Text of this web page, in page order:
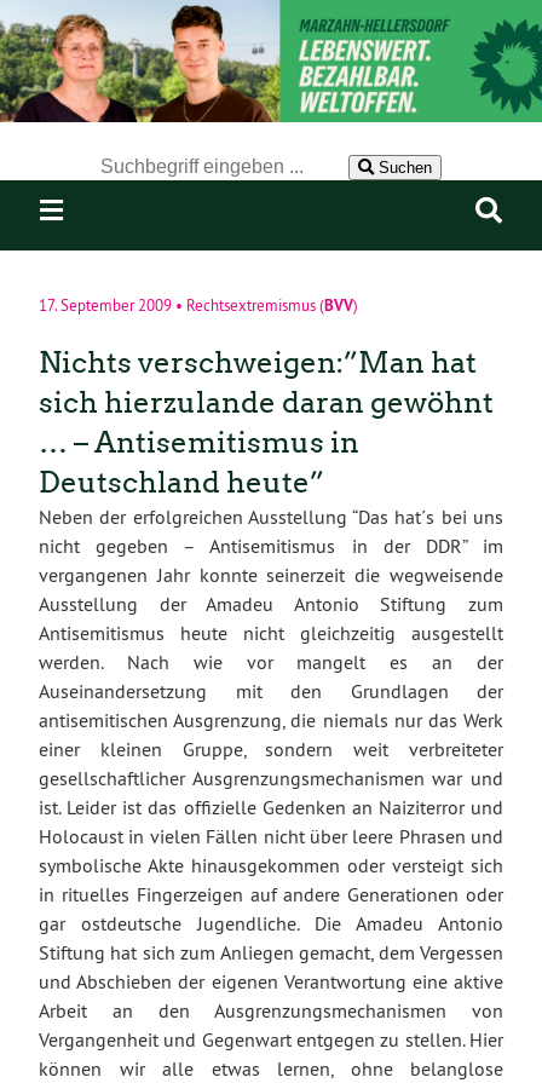
Suchen
17. September 2009 • Rechtsextremismus(BVV)
Nichts verschweigen:”Man hat
sich hierzulande daran gewöhnt
… – Antisemitismus in
Deutschland heute”
Neben der erfolgreichen Ausstellung “Das hat´s bei uns
nicht gegeben – Antisemitismus in der DDR” im
vergangenen Jahr konnte seinerzeit die wegweisende
Ausstellung der Amadeu Antonio Stiftung zum
Antisemitismus heute nicht gleichzeitig ausgestellt
werden. Nach wie vor mangelt es an der
Auseinandersetzung mit den Grundlagen der
antisemitischen Ausgrenzung, die niemals nur das Werk
einer kleinen Gruppe, sondern weit verbreiteter
gesellschaftlicher Ausgrenzungsmechanismen war und
ist. Leider ist das offizielle Gedenken an Naiziterror und
Holocaust in vielen Fällen nicht über leere Phrasen und
symbolische Akte hinausgekommen oder versteigt sich
in rituelles Fingerzeigen auf andere Generationen oder
gar ostdeutsche Jugendliche. Die Amadeu Antonio
Stiftung hat sich zum Anliegen gemacht, dem Vergessen
und Abschieben der eigenen Verantwortung eine aktive
Arbeit an den Ausgrenzungsmechanismen von
Vergangenheit und Gegenwart entgegen zu stellen. Hier
können wir alle etwas lernen, ohne belanglose